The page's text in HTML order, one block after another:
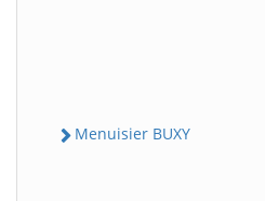
Menuisier BUXY